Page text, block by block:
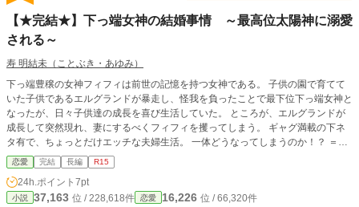
【★完結★】下っ端女神の結婚事情 ～最高位太陽神に溺愛
される～
寿 明結未（ことぶき・あゆみ）
下っ端豊穣の女神フィフィは前世の記憶を持つ女神である。 子供の園で育てて
いた子供であるエルグランドが暴走し、怪我を負ったことで最下位下っ端女神と
なったが、日々子供達の成長を喜び生活していた。 ところが、エルグランドが
成長して突然現れ、妻にするべくフィフィを攫ってしまう。 ギャグ満載の下ネ
タ有で、ちょっとだけエッチな夫婦生活。 一体どうなってしまうのか！？ ＝＝
＝＝＝【注意】＝＝＝＝＝＝ 既に執筆は終了しており、『完結保証』小説で
す。 予約投稿とはしますが、１日２回～３回の更新となります。 全２９話と短
い小説ですが、設定もフワッとしているので鋭いツッコミはノーサンキュー。
息抜きで書いた小説なので、ゆったりツッコミつつ読んでくださったら幸いで
恋愛 完結 長編 R15
24h.ポイント 7pt
小説 37,163 位 / 228,618件 恋愛 16,226 位 / 66,320件